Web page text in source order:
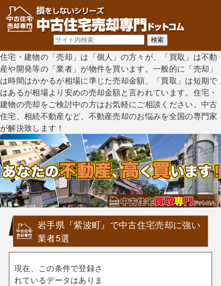
住宅・建物の「売却」は「個人」の方々が、「買取」は不動
産や開発等の「業者」が物件を買います。一般的に「売却」
は時間はかかるが相場に準じた売却金額、「買取」は短期で
はあるが相場より安めの売却金額と言われています。住宅・
建物の売却をご検討中の方はお気軽にご相談ください。中古
住宅、相続不動産など、不動産売却のお悩みを全国の専門家
が解決致します！
岩手県『紫波町』で中古住宅売却に強い
業者5選
現在、この条件で登録さ
れているデータはありま